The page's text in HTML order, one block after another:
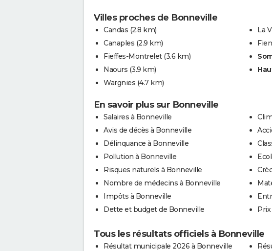
Villes proches de Bonneville
Candas (2.8 km)
Canaples (2.9 km)
Fieffes-Montrelet (3.6 km)
Naours (3.9 km)
Wargnies (4.7 km)
La
En savoir plus sur Bonneville
Salaires à Bonneville
Avis de décès à Bonneville
Délinquance à Bonneville
Pollution à Bonneville
Risques naturels à Bonneville
Nombre de médecins à Bonneville
Impôts à Bonneville
Dette et budget de Bonneville
Tous les résultats officiels à Bonneville
Résultat municipale 2026 à Bonneville